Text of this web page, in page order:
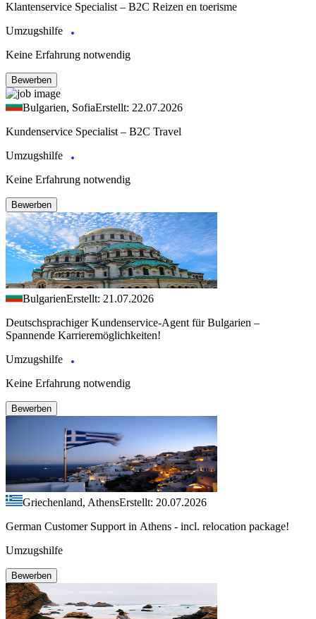
Klantenservice Specialist – B2C Reizen en toerisme
Umzugshilfe
Keine Erfahrung notwendig
Bewerben
Bulgarien, SofiaErstellt: 22.07.2026
Kundenservice Specialist – B2C Travel
Umzugshilfe
Keine Erfahrung notwendig
Bewerben
BulgarienErstellt: 21.07.2026
Deutschsprachiger Kundenservice-Agent für Bulgarien –
Spannende Karrieremöglichkeiten!
Umzugshilfe
Keine Erfahrung notwendig
Bewerben
Griechenland, AthensErstellt: 20.07.2026
German Customer Support in Athens - incl. relocation package!
Umzugshilfe
Bewerben